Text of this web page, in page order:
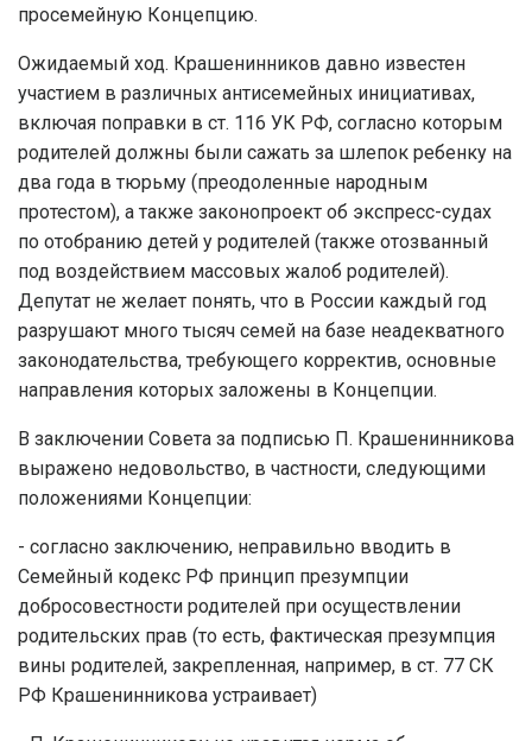
просемейную Концепцию.
Ожидаемый ход. Крашенинников давно известен
участием в различных антисемейных инициативах,
включая поправки в ст. 116 УК РФ, согласно которым
родителей должны были сажать за шлепок ребенку на
два года в тюрьму (преодоленные народным
протестом), а также законопроект об экспресс-судах
по отобранию детей у родителей (также отозванный
под воздействием массовых жалоб родителей).
Депутат не желает понять, что в России каждый год
разрушают много тысяч семей на базе неадекватного
законодательства, требующего корректив, основные
направления которых заложены в Концепции.
В заключении Совета за подписью П. Крашенинникова
выражено недовольство, в частности, следующими
положениями Концепции:
- согласно заключению, неправильно вводить в
Семейный кодекс РФ принцип презумпции
добросовестности родителей при осуществлении
родительских прав (то есть, фактическая презумпция
вины родителей, закрепленная, например, в ст. 77 СК
РФ Крашенинникова устраивает)